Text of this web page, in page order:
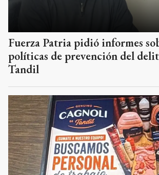
Fuerza Patria pidió informes
políticas de prevención del
Tandil